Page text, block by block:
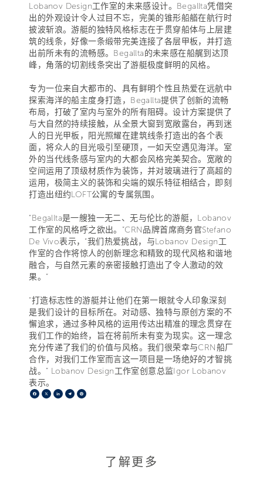
Lobanov Design工作室的未来感设计。Begallta凭借突
出的外观设计令人过目不忘，完美的锥形船艏在航行时
披波斩浪。游艇的独特风格标志在于贯穿船体与上层建
筑的线条，好像一条缎带完美连接了各层甲板，并打造
出前所未有的流畅感。Begallta的未来感在船艉到达顶
峰，角落的切割线条突出了游艇极度鲜明的风格。
专为一位来自大都市的、具有鲜明个性且热爱在远航中
探索海洋的船主度身打造，Begallta提供了创新的流畅
布局，打破了室内与室外的所有阻碍。设计方案提供了
与大自然的持续接触，从全景大窗到宽敞露台，再到迷
人的日光甲板，阳光照耀在建筑线条打造出的各个表
面，将众人的目光吸引至硬顶，一如天空遇见海洋。室
外的当代线条感与室内的大都会风格完美契合。宽敞的
空间运用了顶级材质作为装饰，并对玻璃进行了高超的
运用，极简主义的装饰和尖端的娱乐特征相结合，即刻
打造出纽约LOFT公寓的专属氛围。
“Begallta是一艘独一无二、无与伦比的游艇，Lobanov
工作室的风格呼之欲出。”CRN品牌首席商务官Stefano
De Vivo表示，“我们热爱挑战，与Lobanov Design工
作室的合作将惊人的创新理念和精致的现代风格和谐地
融合，与自然元素的亲密接触打造出了令人激动的效
果。”
“打造标志性的游艇并让他们在第一眼就令人印象深刻
是我们设计的目标所在。对动感、独特与原创方案的不
懈追求，通过多种风格的运用传达出精准的理念贯穿在
我们工作的始终，旨在将前所未有变为现实。这一理念
充分传递了我们的价值与风格。我们很荣幸与CRN船厂
合作，对我们工作室而言这一项目是一场绝好的才智挑
战。” Lobanov Design工作室创意总监Igor Lobanov
表示。
Facebook
X LinkedIn
Telegram
了解更多